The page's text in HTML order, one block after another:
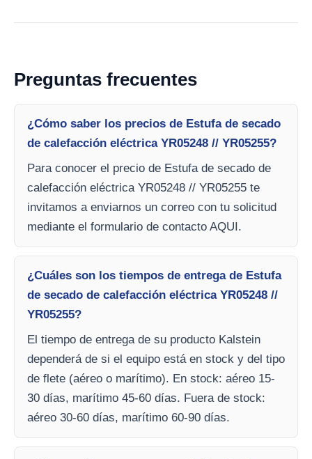
Preguntas frecuentes
¿Cómo saber los precios de Estufa de secado
de calefacción eléctrica YR05248 // YR05255?
Para conocer el precio de Estufa de secado de
calefacción eléctrica YR05248 // YR05255 te
invitamos a enviarnos un correo con tu solicitud
mediante el formulario de contacto AQUI.
¿Cuáles son los tiempos de entrega de Estufa
de secado de calefacción eléctrica YR05248 //
YR05255?
El tiempo de entrega de su producto Kalstein
dependerá de si el equipo está en stock y del tipo
de flete (aéreo o marítimo). En stock: aéreo 15-
30 días, marítimo 45-60 días. Fuera de stock:
aéreo 30-60 días, marítimo 60-90 días.